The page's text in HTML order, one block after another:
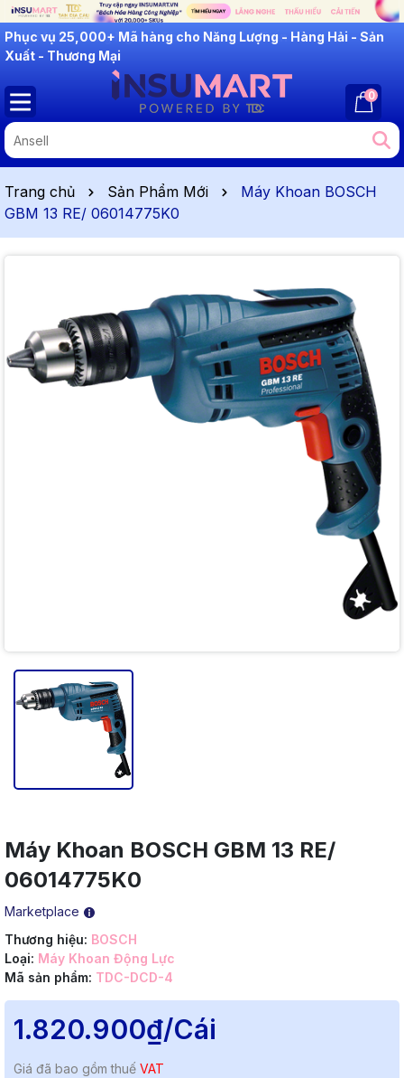
INSUMART: Lắng Nghe - Thấu Hiểu - Cải Tiến
0
Trang chủ Sản Phẩm Mới
Máy Khoan BOSCH
GBM 13 RE/ 06014775K0
Máy Khoan BOSCH GBM 13 RE/
06014775K0
Marketplace
Thương hiệu: BOSCH
Loại: Máy Khoan Động Lực
Mã sản phẩm: TDC-DCD-4
1.820.900₫/Cái
Giá đã bao gồm thuế VAT